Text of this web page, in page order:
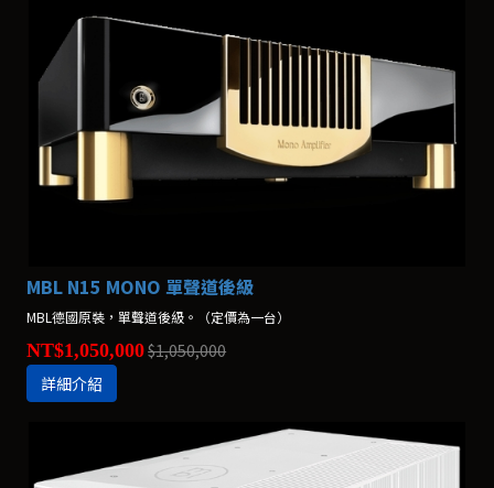
MBL N15 MONO 單聲道後級
MBL德國原裝，單聲道後級。（定價為一台）
NT$1,050,000$1,050,000
詳細介紹